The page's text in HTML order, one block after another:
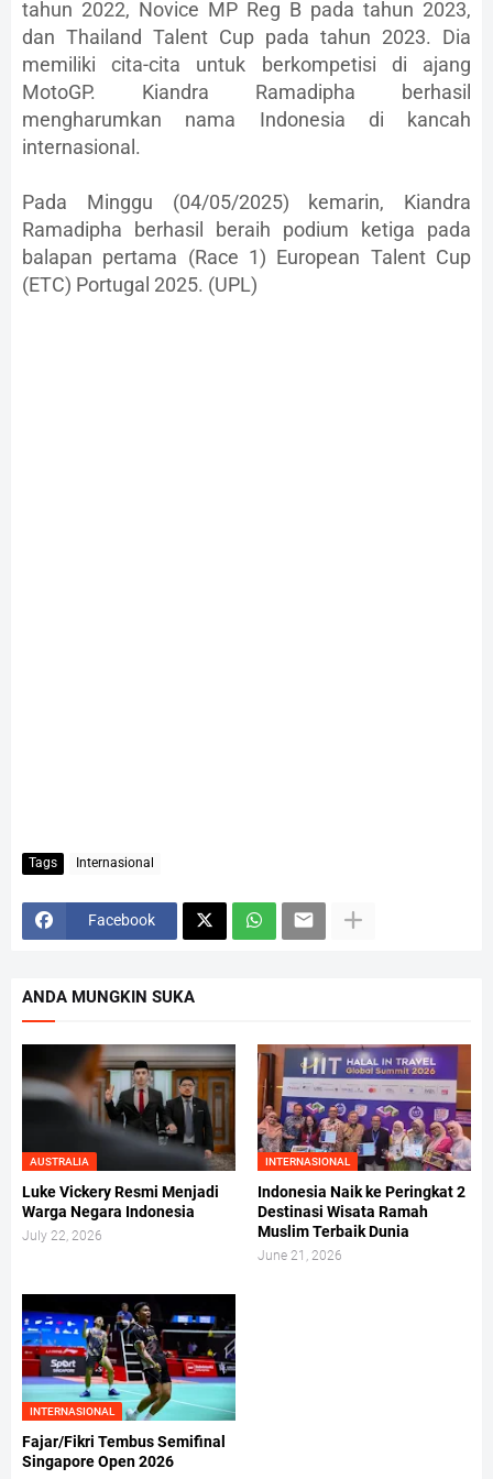
tahun 2022, Novice MP Reg B pada tahun 2023,
dan Thailand Talent Cup pada tahun 2023. Dia
memiliki cita-cita untuk berkompetisi di ajang
MotoGP. Kiandra Ramadipha berhasil
mengharumkan nama Indonesia di kancah
internasional.
Pada Minggu (04/05/2025) kemarin, Kiandra
Ramadipha berhasil beraih podium ketiga pada
balapan pertama (Race 1) European Talent Cup
(ETC) Portugal 2025. (UPL)
Tags Internasional
Facebook
ANDA MUNGKIN SUKA
AUSTRALIA
Luke Vickery Resmi Menjadi
Warga Negara Indonesia
July 22, 2026
INTERNASIONAL
Indonesia Naik ke Peringkat 2
Destinasi Wisata Ramah
Muslim Terbaik Dunia
June 21, 2026
INTERNASIONAL
Fajar/Fikri Tembus Semifinal
Singapore Open 2026